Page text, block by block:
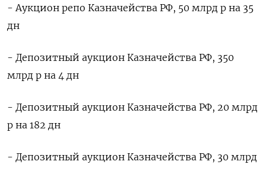
- Аукцион репо Казначейства РФ, 50 млрд р на 35
дн
- Депозитный аукцион Казначейства РФ, 350
млрд р на 4 дн
- Депозитный аукцион Казначейства РФ, 20 млрд
р на 182 дн
- Депозитный аукцион Казначейства РФ, 30 млрд